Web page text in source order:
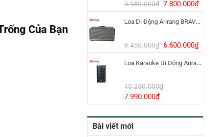
8.800.000₫.
9.980.000₫ Giá
gốc
là:
7.800.000₫Giá
hiện
tại
Loa Di Động Arirang BRAVO 8 800W Có Micro
8.450.000₫ Giá
gốc
là:
6.600.000₫Giá
hiện
tại
Loa Karaoke Di Động Arirang EDGE-X Model I
10.230.000₫
Giá
gốc
là:
10.230.000₫.
7.990.000₫Giá
hiện
tại
Bài viết mới
Của Bạn